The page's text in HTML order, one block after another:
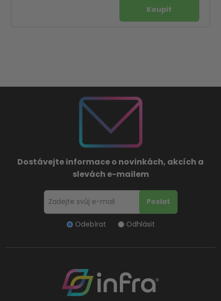
Dostávejte informace o novinkách, akcích a
slevách e-mailem
Odebírat Odhlásit